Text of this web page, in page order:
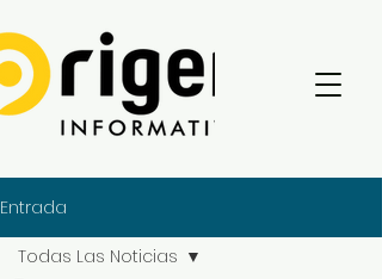
Entrada
Todas Las Noticias